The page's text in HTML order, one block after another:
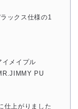
ックス仕様の1
イメイプル
PU
仕上がりました